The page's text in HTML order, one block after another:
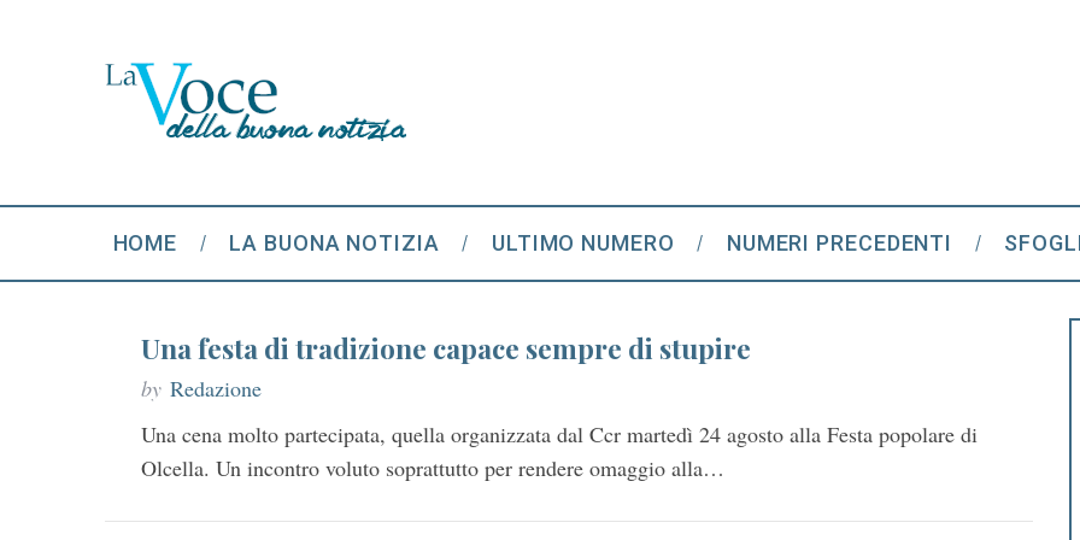
HOME LA BUONA NOTIZIA ULTIMO NUMERO NUMERI PRECEDENTI
Una festa di tradizione capace sempre di stupire
by Redazione
Una cena molto partecipata, quella organizzata dal Ccr martedì 24 agosto alla Festa popolare di
Olcella. Un incontro voluto soprattutto per rendere omaggio alla…